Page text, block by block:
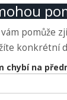
pomůže
konkrétní
chybí na